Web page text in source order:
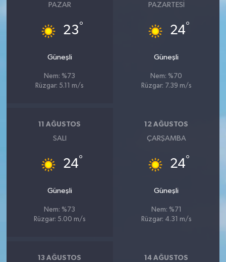
PAZAR
23°
Güneşli
Nem: %73
Rüzgar: 5.11 m/s
PAZARTESI
24°
Güneşli
Nem: %70
Rüzgar: 7.39 m/s
11 AĞUSTOS
SALI
24°
Güneşli
Nem: %73
Rüzgar: 5.00 m/s
12 AĞUSTOS
ÇARŞAMBA
24°
Güneşli
Nem: %71
Rüzgar: 4.31 m/s
13 AĞUSTOS 14 AĞUSTOS